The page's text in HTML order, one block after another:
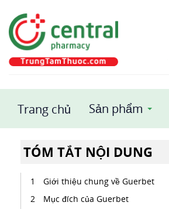
Trang chủ Sản phẩm
TÓM TẮT NỘI DUNG
Giới thiệu chung về Guerbet
Mục đích của Guerbet